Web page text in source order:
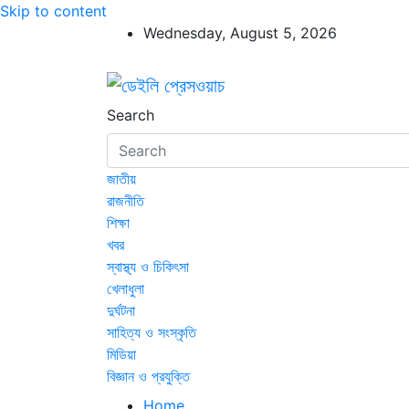
Skip to content
Wednesday, August 5, 2026
ডেইলি প্রেসওয়াচ
ডেইলি প্রেসওয়াচ মুক্তিযুদ্ধের চেতনায় উদ্বুদ্ধ
Search
জাতীয়
রাজনীতি
শিক্ষা
খবর
স্বাস্থ্য ও চিকিৎসা
খেলাধুলা
দুর্ঘটনা
সাহিত্য ও সংস্কৃতি
মিডিয়া
বিজ্ঞান ও প্রযুক্তি
Home